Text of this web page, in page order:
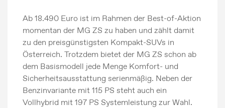
Ab 18.490 Euro ist im Rahmen der Best-of-Aktion
momentan der MG ZS zu haben und zählt damit
zu den preisgünstigsten Kompakt-SUVs in
Österreich. Trotzdem bietet der MG ZS schon ab
dem Basismodell jede Menge Komfort- und
Sicherheitsausstattung serienmäßig. Neben der
Benzinvariante mit 115 PS steht auch ein
Vollhybrid mit 197 PS Systemleistung zur Wahl.